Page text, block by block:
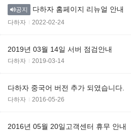
공지 다하자 홈페이지 리뉴얼 안내
다하자 2022-02-24
2019년 03월 14일 서버 점검안내
다하자 2019-03-14
다하자 중국어 버전 추가 되였습니다.
다하자 2016-05-26
2016년 05월 20일고객센터 휴무 안내